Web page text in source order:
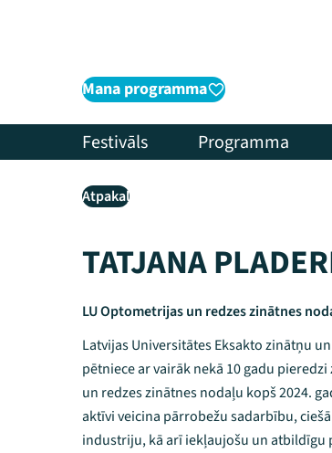
Mana programma
Festivāls Programma
Atpakaļ
TATJANA
LU Optometrijas un redzes zinātnes
Latvijas Universitātes Eksakto zinātņu
pētniece ar vairāk nekā 10 gadu
un redzes zinātnes nodaļu kopš 2024.
aktīvi veicina pārrobežu sadarbību,
industriju, kā arī iekļaujošu un